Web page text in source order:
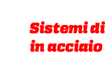
Sistemi
in